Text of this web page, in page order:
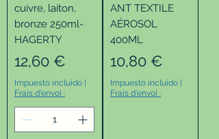
cuivre, laiton,
bronze 250ml-
HAGERTY
Precio
12,60 €
Impuesto incluido
Frais d'envoi :
ANT TEXTILE
AÉROSOL
400ML
Precio
10,80 €
Impuesto incluido
Frais d'envoi :